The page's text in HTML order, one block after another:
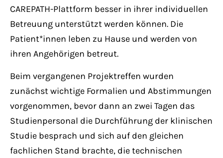
ridiculus mus. Donec quam felis, ultricies
nec.
CAREPATH-Plattform besser in ihrer individuellen
Betreuung unterstützt werden können. Die
Patient*innen leben zu Hause und werden von
ihren Angehörigen betreut.
Beim vergangenen Projektreffen wurden
zunächst wichtige Formalien und Abstimmungen
vorgenommen, bevor dann an zwei Tagen das
Studienpersonal die Durchführung der klinischen
Studie besprach und sich auf den gleichen
fachlichen Stand brachte, die technischen